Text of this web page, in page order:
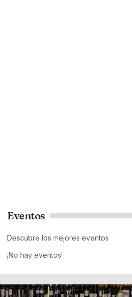
Eventos
Descubre los mejores eventos
¡No hay eventos!